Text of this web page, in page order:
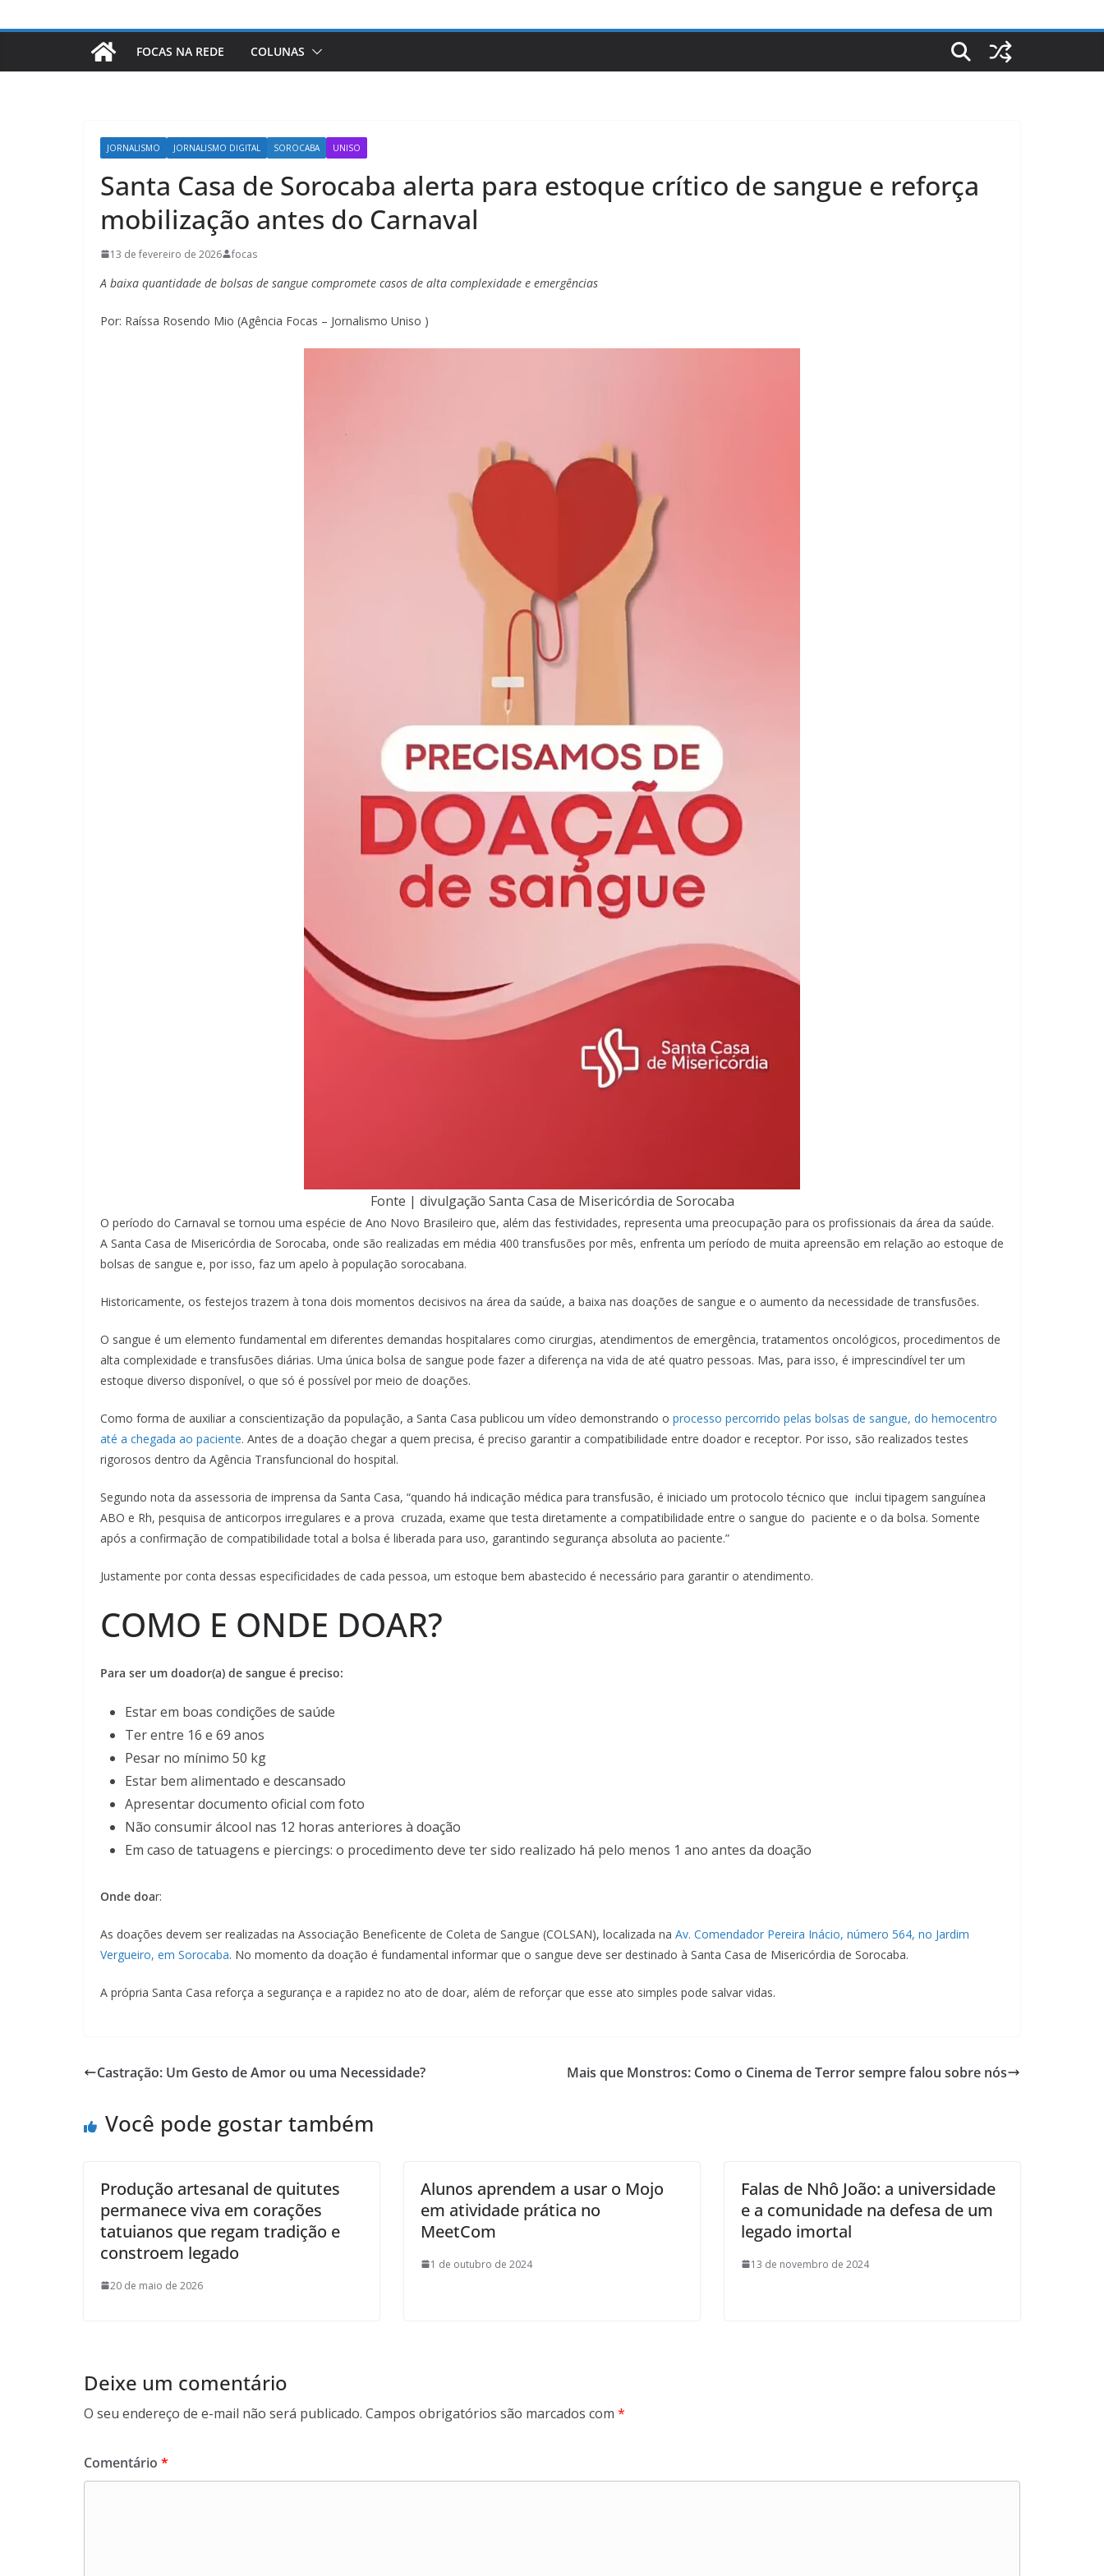
FOCAS NA REDE COLUNAS
JORNALISMO JORNALISMO DIGITAL SOROCABA UNISO
Santa Casa de Sorocaba alerta para estoque crítico de sangue e reforça
mobilização antes do Carnaval
13 de fevereiro de 2026 focas
A baixa quantidade de bolsas de sangue compromete casos de alta complexidade e emergências
Por: Raíssa Rosendo Mio (Agência Focas – Jornalismo Uniso )
Fonte | divulgação Santa Casa de Misericórdia de Sorocaba
O período do Carnaval se tornou uma espécie de Ano Novo Brasileiro que, além das festividades, representa uma preocupação para os profissionais da área da saúde.
A Santa Casa de Misericórdia de Sorocaba, onde são realizadas em média 400 transfusões por mês, enfrenta um período de muita apreensão em relação ao estoque de
bolsas de sangue e, por isso, faz um apelo à população sorocabana.
Historicamente, os festejos trazem à tona dois momentos decisivos na área da saúde, a baixa nas doações de sangue e o aumento da necessidade de transfusões.
O sangue é um elemento fundamental em diferentes demandas hospitalares como cirurgias, atendimentos de emergência, tratamentos oncológicos, procedimentos de
alta complexidade e transfusões diárias. Uma única bolsa de sangue pode fazer a diferença na vida de até quatro pessoas. Mas, para isso, é imprescindível ter um
estoque diverso disponível, o que só é possível por meio de doações.
Como forma de auxiliar a conscientização da população, a Santa Casa publicou um vídeo demonstrando o processo percorrido pelas bolsas de sangue, do hemocentro
até a chegada ao paciente. Antes de a doação chegar a quem precisa, é preciso garantir a compatibilidade entre doador e receptor. Por isso, são realizados testes
rigorosos dentro da Agência Transfuncional do hospital.
Segundo nota da assessoria de imprensa da Santa Casa, “quando há indicação médica para transfusão, é iniciado um protocolo técnico que inclui tipagem sanguínea
ABO e Rh, pesquisa de anticorpos irregulares e a prova cruzada, exame que testa diretamente a compatibilidade entre o sangue do paciente e o da bolsa. Somente
após a confirmação de compatibilidade total a bolsa é liberada para uso, garantindo segurança absoluta ao paciente.”
Justamente por conta dessas especificidades de cada pessoa, um estoque bem abastecido é necessário para garantir o atendimento.
COMO E ONDE DOAR?
Para ser um doador(a) de sangue é preciso:
Estar em boas condições de saúde
Ter entre 16 e 69 anos
Pesar no mínimo 50 kg
Estar bem alimentado e descansado
Apresentar documento oficial com foto
Não consumir álcool nas 12 horas anteriores à doação
Em caso de tatuagens e piercings: o procedimento deve ter sido realizado há pelo menos 1 ano antes da doação
Onde doar:
As doações devem ser realizadas na Associação Beneficente de Coleta de Sangue (COLSAN), localizada na Av. Comendador Pereira Inácio, número 564, no Jardim
Vergueiro, em Sorocaba. No momento da doação é fundamental informar que o sangue deve ser destinado à Santa Casa de Misericórdia de Sorocaba.
A própria Santa Casa reforça a segurança e a rapidez no ato de doar, além de reforçar que esse ato simples pode salvar vidas.
Castração: Um Gesto de Amor ou uma Necessidade? Mais que Monstros: Como o Cinema de Terror sempre falou sobre nós
Você pode gostar também
Produção artesanal de quitutes
permanece viva em corações
tatuianos que regam tradição e
constroem legado
20 de maio de 2026
Alunos aprendem a usar o Mojo
em atividade prática no
MeetCom
1 de outubro de 2024
Falas de Nhô João: a universidade
e a comunidade na defesa de um
legado imortal
13 de novembro de 2024
Deixe um comentário
O seu endereço de e-mail não será publicado. Campos obrigatórios são marcados com *
Comentário *